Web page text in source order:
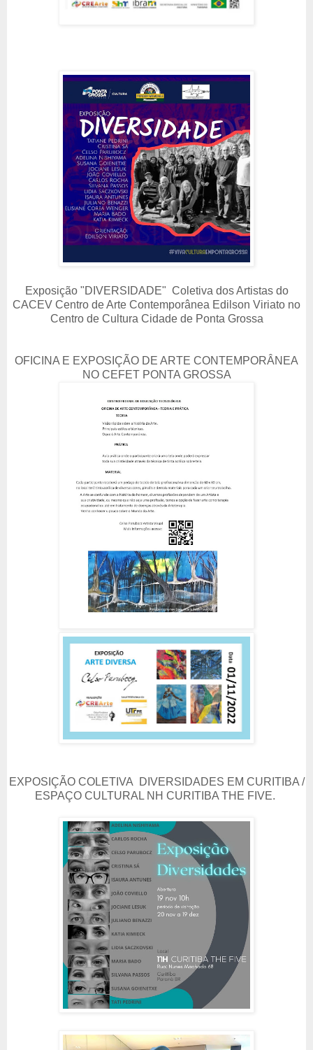
Exposição "DIVERSIDADE" Coletiva dos Artistas do
CACEV Centro de Arte Contemporânea Edilson Viriato no
Centro de Cultura Cidade de Ponta Grossa
OFICINA E EXPOSIÇÃO DE ARTE CONTEMPORÂNEA
NO CEFET PONTA GROSSA
EXPOSIÇÃO COLETIVA DIVERSIDADES EM CURITIBA /
ESPAÇO CULTURAL NH CURITIBA THE FIVE.